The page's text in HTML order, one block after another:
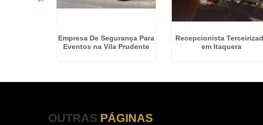
Empresa De Segurança Para
Eventos na Vila Prudente
Recepcionista
em Itaquera
OUTRAS PÁGINAS